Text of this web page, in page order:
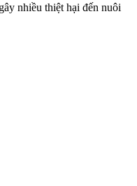
nhiều thiệt hại đến nuôi